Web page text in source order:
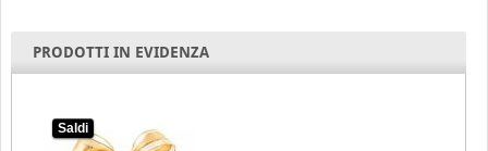
PRODOTTI IN EVIDENZA
Saldi